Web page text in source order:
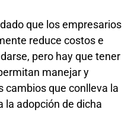
que los empresarios
reduce costos e
pero hay que tener
manejar y
cambios que conlleva la
la adopción de dicha